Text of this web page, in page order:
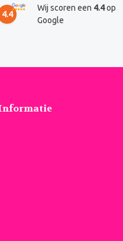
4.4
Wij scoren een 4.4op
Google